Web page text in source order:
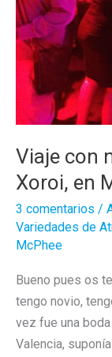
Viaje con
Xoroi, en
3 comentarios /
Variedades de
McPhee
Bueno pues os
tengo novio,
vez fue una
Valencia,